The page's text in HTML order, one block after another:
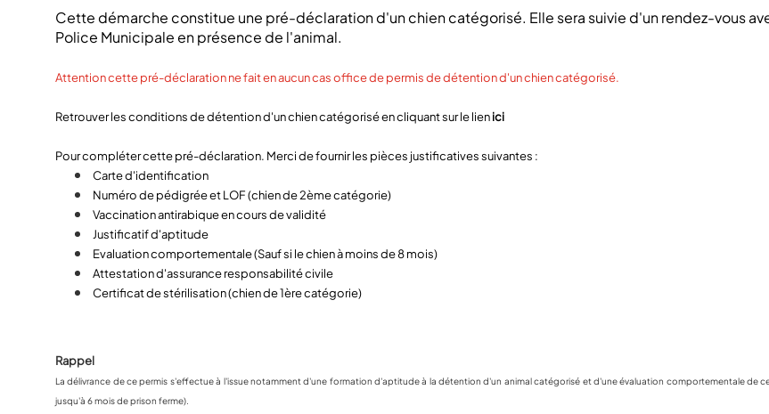
Cette démarche constitue une pré-déclaration d'un chien catégorisé. Elle sera suivie d'un rendez-vous
Police Municipale en présence de l'animal.
Attention cette pré-déclaration ne fait en aucun cas office de permis de détention d'un chien catégorisé.
Retrouver les conditions de détention d'un chien catégorisé en cliquant sur le lienici
Pour compléter cette pré-déclaration. Merci de fournir les pièces justificatives suivantes :
Carte d'identification
Numéro de pédigrée et LOF (chien de 2ème catégorie)
Vaccination antirabique en cours de validité
Justificatif d'aptitude
Evaluation comportementale (Sauf si le chien à moins de 8 mois)
Attestation d'assurance responsabilité civile
Certificat de stérilisation (chien de 1ère catégorie)
Rappel
La délivrance de ce permis s'effectue à l'issue notamment d'une formation d'aptitude à la détention d'un animal catégorisé et d'une évaluation comportementale de
jusqu'à 6 mois de prison ferme).